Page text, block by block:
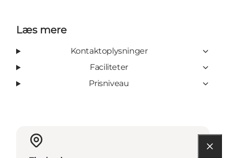
Læs mere
Kontaktoplysninger
Faciliteter
Prisniveau